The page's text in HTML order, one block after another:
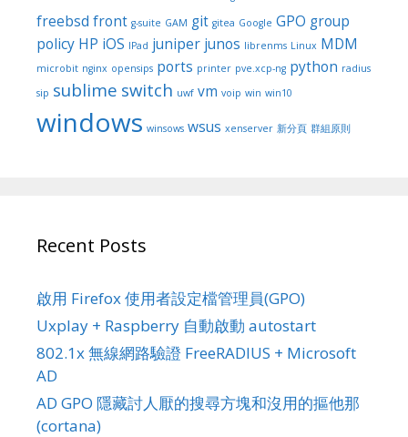
freebsd front g-suite GAM git gitea Google GPO group
policy HP iOS IPad juniper junos librenms Linux MDM
microbit nginx opensips ports printer pve.xcp-ng python radius
sip sublime switch uwf vm voip win win10
windows winsows wsus xenserver 新分頁 群組原則
Recent Posts
啟用 Firefox 使用者設定檔管理員(GPO)
Uxplay + Raspberry 自動啟動 autostart
802.1x 無線網路驗證 FreeRADIUS + Microsoft
AD
AD GPO 隱藏討人厭的搜尋方塊和沒用的摳他那
(cortana)